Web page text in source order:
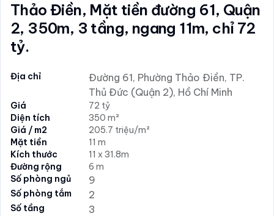
Thảo Điền, Mặt tiền đường 61, Quận
2, 350m, 3 tầng, ngang 11m, chỉ 72
tỷ.
Địa chỉ
Đường 61, Phường Thảo Điền, TP.
Thủ Đức (Quận 2), Hồ Chí Minh
Giá
72 tỷ
Diện tích
350 m²
Giá / m2
205.7 triệu/m²
Mặt tiền
11 m
Kích thước
11 x 31.8m
Đường rộng
6 m
Số phòng ngủ
9
Số phòng tắm 2
Số tầng 3